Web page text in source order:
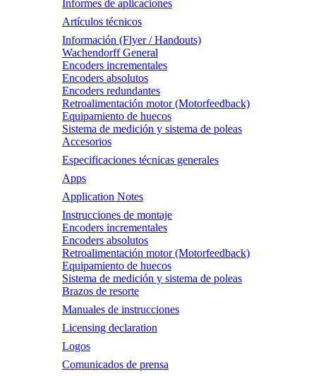
Informes de aplicaciones
Artículos técnicos
Información (Flyer / Handouts)
Wachendorff General
Encoders incrementales
Encoders absolutos
Encoders redundantes
Retroalimentación motor (Motorfeedback)
Equipamiento de huecos
Sistema de medición y sistema de poleas
Accesorios
Especificaciones técnicas generales
Apps
Application Notes
Instrucciones de montaje
Encoders incrementales
Encoders absolutos
Retroalimentación motor (Motorfeedback)
Equipamiento de huecos
Sistema de medición y sistema de poleas
Brazos de resorte
Manuales de instrucciones
Licensing declaration
Logos
Comunicados de prensa